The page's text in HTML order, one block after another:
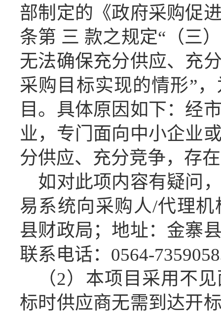
部制定的《政府采购促
条第 三 款之规定“（三
无法确保充分供应、充
采购目标实现的情形”
目。具体原因如下：经
业，专门面向中小企业
分供应、充分竞争，存
如对此项内容有疑问
易系统向采购人/代理机
县财政局；地址：金寨
联系电话：0564-
（2） 本项目采用不
标时供应商无需到达开